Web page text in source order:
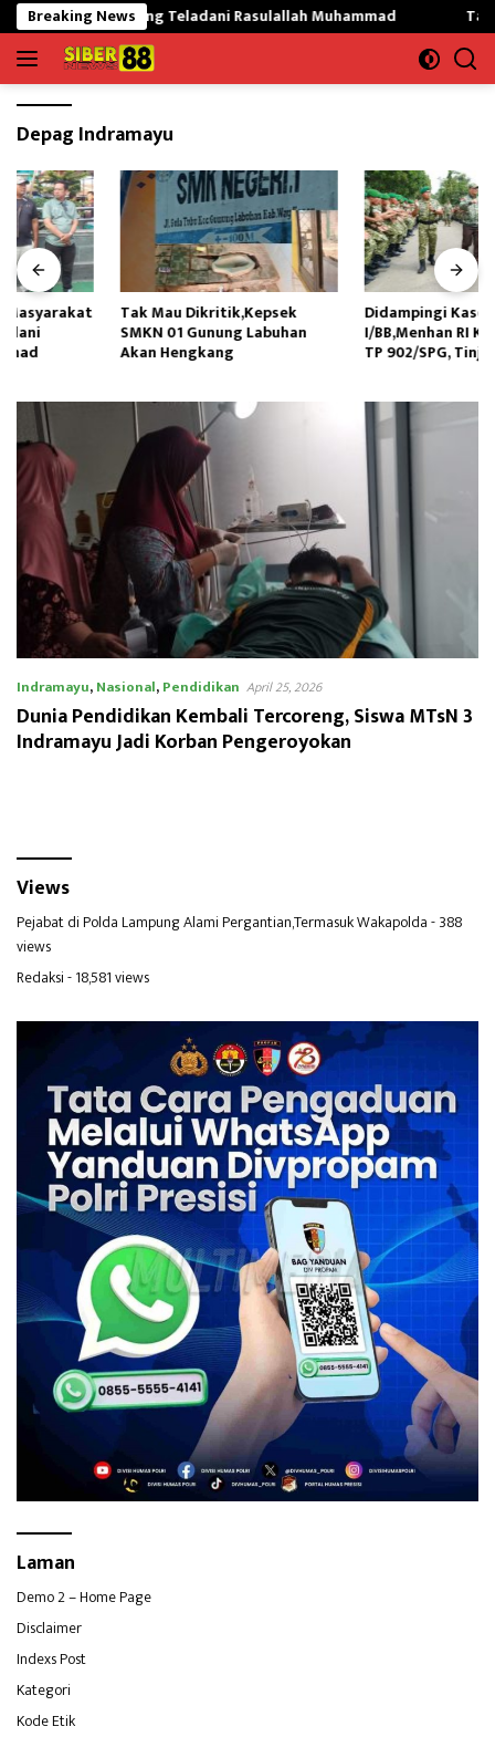
Langsung
ke
konten
Breaking NewsTeladani Rasulallah Muhammad Tak Mau
Depag Indramayu
Tak Mau Dikritik,Kepsek
SMKN 01 Gunung Labuhan
Akan Hengkang
Didampingi Kasdam
I/BB,Menhan RI Kunjungi Yonif
TP 902/SPG, Tinjau Fasilitas
Indramayu,Nasional,Pendidikan April 25, 2026
Dunia Pendidikan Kembali Tercoreng, Siswa MTsN 3
Indramayu Jadi Korban Pengeroyokan
Views
Pejabat di Polda Lampung Alami Pergantian,Termasuk Wakapolda- 388
views
Redaksi- 18,581 views
Laman
Demo 2 – Home Page
Disclaimer
Indexs Post
Kategori
Kode Etik